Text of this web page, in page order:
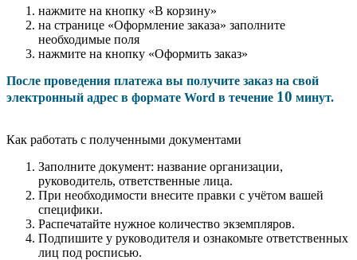
нажмите на кнопку «В корзину»
на странице «Оформление заказа» заполните
необходимые поля
нажмите на кнопку «Оформить заказ»
После проведения платежа вы получите заказ на свой
электронный адрес в формате Word в течение 10 минут.
Как работать с полученными документами
Заполните документ: название организации,
руководитель, ответственные лица.
При необходимости внесите правки с учётом вашей
специфики.
Распечатайте нужное количество экземпляров.
Подпишите у руководителя и ознакомьте ответственных
лиц под росписью.